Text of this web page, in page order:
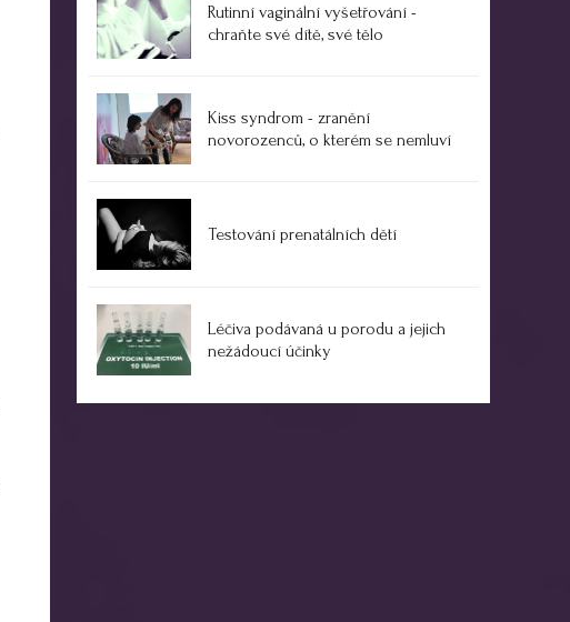
Rutinní vaginální vyšetřování -
chraňte své dítě, své tělo
Kiss syndrom - zranění
novorozenců, o kterém se nemluví
Testování prenatálních dětí
Léčiva podávaná u porodu a jejich
nežádoucí účinky